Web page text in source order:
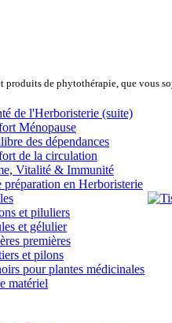
de phytothérapie, que vous
de l'Herboristerie (suite)
Ménopause
des dépendances
de la circulation
Vitalité & Immunité
préparation en Herboristerie
et piluliers
et gélulier
premières
et pilons
pour plantes médicinales
matériel